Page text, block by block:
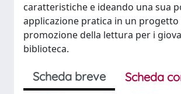
caratteristiche e ideando una sua
applicazione pratica in un progetto
promozione della lettura per i
biblioteca.
Scheda breve
Scheda